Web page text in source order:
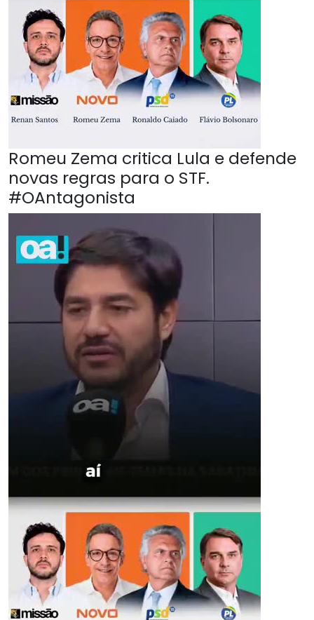
Romeu Zema critica Lula e defende
novas regras para o STF.
#OAntagonista